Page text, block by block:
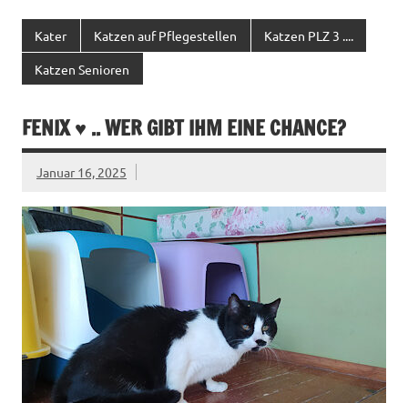
Kater Katzen auf Pflegestellen Katzen PLZ 3 ....
Katzen Senioren
FENIX ♥ .. WER GIBT IHM EINE CHANCE?
Januar 16, 2025